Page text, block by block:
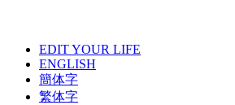
EDIT YOUR LIFE
ENGLISH
簡体字
繁体字